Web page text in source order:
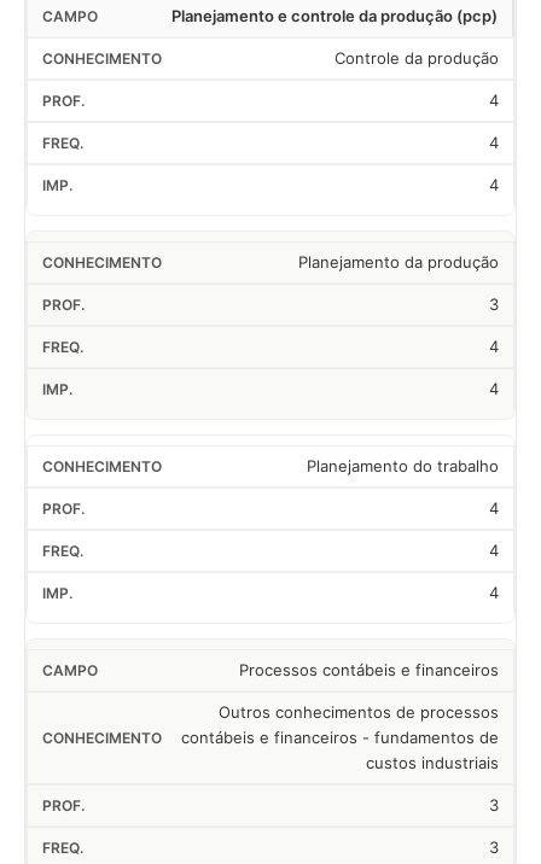
Planejamento e controle da produção (pcp)
Controle da produção
4
4
4
Planejamento da produção
3
4
4
Planejamento do trabalho
4
4
4
Processos contábeis e financeiros
Outros conhecimentos de processos
contábeis e financeiros - fundamentos de
custos industriais
3
3